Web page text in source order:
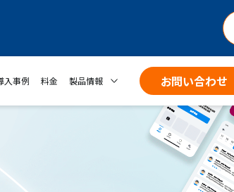
入事例 料金 製品情報 お問い合わせ